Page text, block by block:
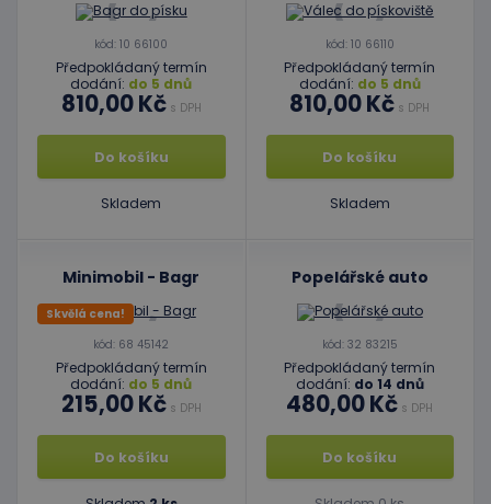
kód: 10 66100
Předpokládaný termín
dodání: do 5 dnů
810,00 Kčs DPH
Do košíku
Skladem
kód: 10 66110
Předpokládaný termín
dodání: do 5 dnů
810,00 Kč s DPH
Do košíku
Skladem
Minimobil - Bagr
Skvělá cena!
kód: 68 45142
Předpokládaný termín
dodání: do 5 dnů
215,00 Kčs DPH
Do košíku
Popelářské auto
kód: 32 83215
Předpokládaný termín
dodání: do 14 dnů
480,00 Kč s DPH
Do košíku